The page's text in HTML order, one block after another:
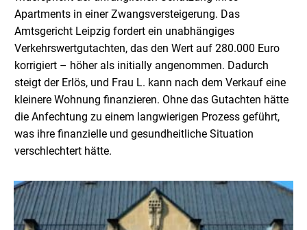
Apartments in einer Zwangsversteigerung. Das
Amtsgericht Leipzig fordert ein unabhängiges
Verkehrswertgutachten, das den Wert auf 280.000 Euro
korrigiert – höher als initially angenommen. Dadurch
steigt der Erlös, und Frau L. kann nach dem Verkauf eine
kleinere Wohnung finanzieren. Ohne das Gutachten hätte
die Anfechtung zu einem langwierigen Prozess geführt,
was ihre finanzielle und gesundheitliche Situation
verschlechtert hätte.